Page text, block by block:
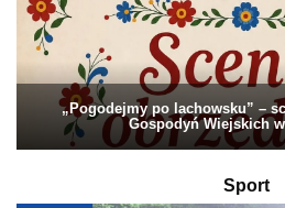
„Pogodejmy po lachowsku” –
Gospodyń Wiejskich
Sport